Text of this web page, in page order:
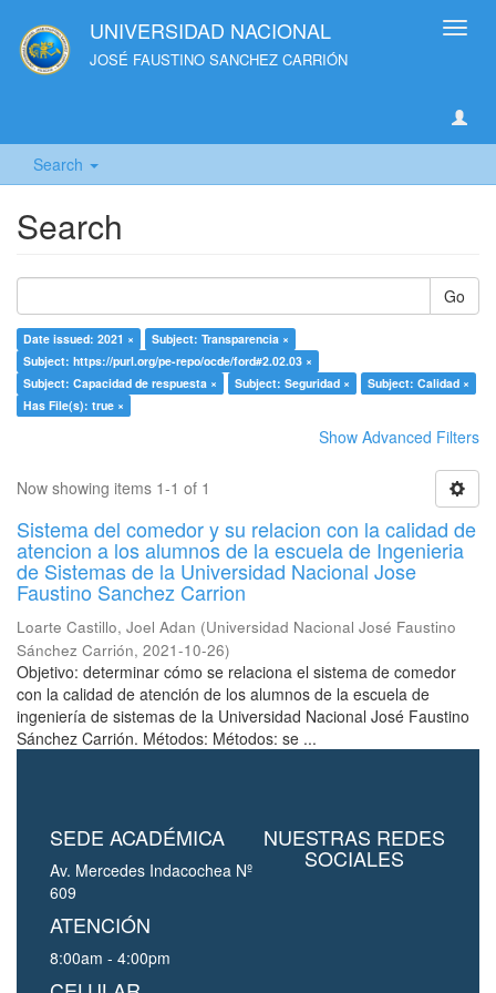
UNIVERSIDAD NACIONAL
JOSÉ FAUSTINO SANCHEZ CARRIÓN
Search
Search
Go
Date issued: 2021 ×
Subject: Transparencia ×
Subject: https://purl.org/pe-repo/ocde/ford#2.02.03 ×
Subject: Capacidad de respuesta ×
Subject: Seguridad ×
Subject: Calidad ×
Has File(s): true ×
Show Advanced Filters
Now showing items 1-1 of 1
Sistema del comedor y su relacion con la calidad de
atencion a los alumnos de la escuela de Ingenieria
de Sistemas de la Universidad Nacional Jose
Faustino Sanchez Carrion
Loarte Castillo, Joel Adan (Universidad Nacional José Faustino
Sánchez Carrión, 2021-10-26)
Objetivo: determinar cómo se relaciona el sistema de comedor
con la calidad de atención de los alumnos de la escuela de
ingeniería de sistemas de la Universidad Nacional José Faustino
Sánchez Carrión. Métodos: Métodos: se ...
SEDE ACADÉMICA
Av. Mercedes Indacochea Nº
609
ATENCIÓN
8:00am - 4:00pm
NUESTRAS REDES
SOCIALES